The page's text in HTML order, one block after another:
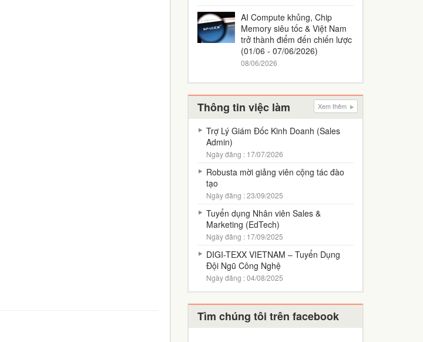
AI Compute khủng, Chip
Memory siêu tốc & Việt Nam
trở thành điểm đến chiến lược
(01/06 - 07/06/2026)
08/06/2026
Thông tin việc làm Xem thêm
Trợ Lý Giám Đốc Kinh Doanh (Sales
Admin)
Ngày đăng : 17/07/2026
Robusta mời giảng viên cộng tác đào
tạo
Ngày đăng : 23/09/2025
Tuyển dụng Nhân viên Sales &
Marketing (EdTech)
Ngày đăng : 17/09/2025
DIGI-TEXX VIETNAM – Tuyển Dụng
Đội Ngũ Công Nghệ
Ngày đăng : 04/08/2025
Tìm chúng tôi trên facebook